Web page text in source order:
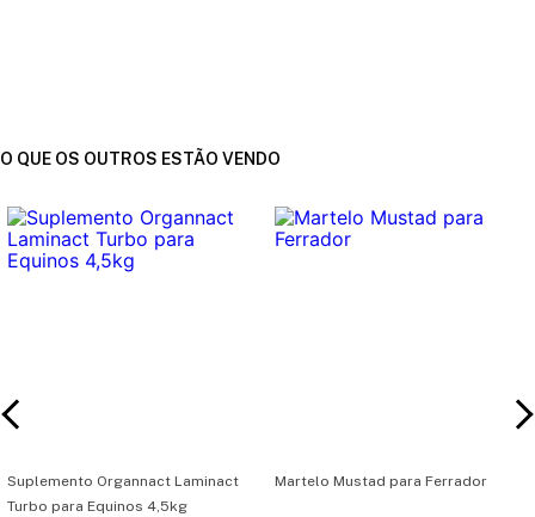
O QUE OS OUTROS ESTÃO VENDO
Suplemento Organnact Laminact
Turbo para Equinos 4,5kg
Martelo Mustad para Ferrador